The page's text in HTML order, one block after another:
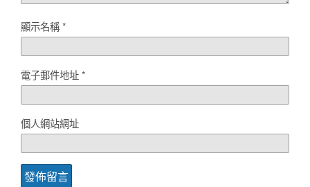
顯示名稱*
電子郵件地址*
個人網站網址